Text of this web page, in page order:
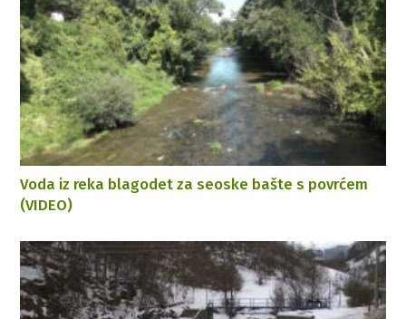
Voda iz reka blagodet za seoske bašte s povrćem
(VIDEO)